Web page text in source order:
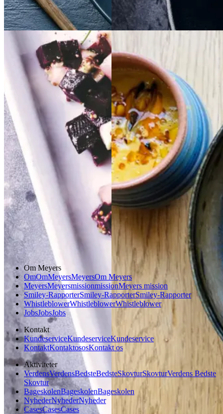
Aftensmad
Sylte Sylte
Gem opskrift
Dansk mad
Frokost
CremetCremet
muslingesuppe musli
ngesuppe medmed
majsmajs
Gem opskrift
Aftensmad
Om Meyers
OmOmMeyersMeyersOm Meyers
MeyersMeyersmissionmissionMeyers mission
Smiley-RapporterSmiley-RapporterSmiley-Rapporter
WhistleblowerWhistleblowerWhistleblower
JobsJobsJobs
Kontakt
KundeserviceKundeserviceKundeservice
KontaktKontaktososKontakt os
Aktiviteter
VerdensVerdensBedsteBedsteSkovturSkovturVerdens Bedste
Skovtur
BageskolenBageskolenBageskolen
NyhederNyhederNyheder
CasesCasesCases